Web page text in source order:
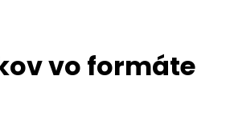
vo formáte